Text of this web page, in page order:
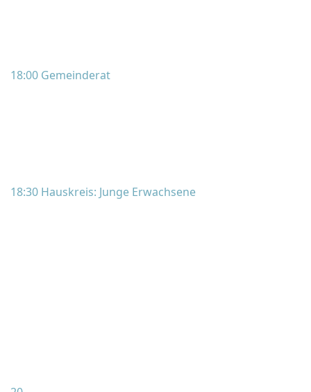
18:00 Gemeinderat
18:30 Hauskreis: Junge Erwachsene